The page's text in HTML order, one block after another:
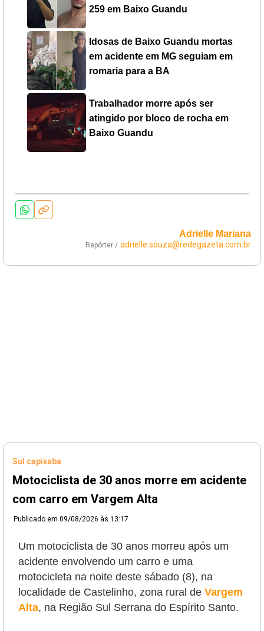
259 em Baixo Guandu
Idosas de Baixo Guandu mortas
em acidente em MG seguiam em
romaria para a BA
Trabalhador morre após ser
atingido por bloco de rocha em
Baixo Guandu
Adrielle Mariana
Repórter / adrielle.souza@redegazeta.com.br
Sul capixaba
Motociclista de 30 anos morre em acidente
com carro em Vargem Alta
Publicado em 09/08/2026 às 13:17
Um motociclista de 30 anos morreu após um
acidente envolvendo um carro e uma
motocicleta na noite deste sábado (8), na
localidade de Castelinho, zona rural de Vargem
Alta, na Região Sul Serrana do Espírito Santo.